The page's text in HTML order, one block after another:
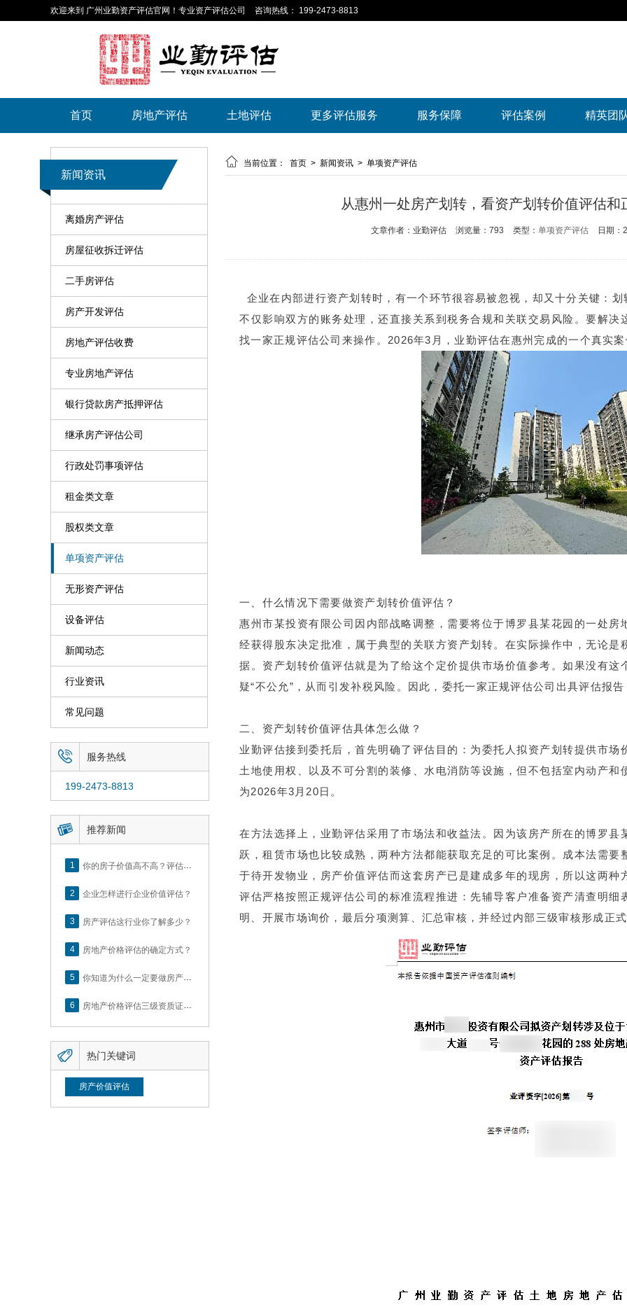
欢迎来到 广州业勤资产评估官网！专业资产评估公司 咨询热线： 199-2473-8813
首页 房地产评估 土地评估 更多评估服务 服务保障 评估案例 精英团
新闻资讯
离婚房产评估
房屋征收拆迁评估
二手房评估
房产开发评估
房地产评估收费
专业房地产评估
银行贷款房产抵押评估
继承房产评估公司
行政处罚事项评估
租金类文章
股权类文章
单项资产评估
无形资产评估
设备评估
新闻动态
行业资讯
常见问题
 服务热线
199-2473-8813
 推荐新闻
1 你的房子价值高不高？评估这5个方面就知道了
2 企业怎样进行企业价值评估？
3 房产评估这行业你了解多少？
4 房地产价格评估的确定方式？
5 你知道为什么一定要做房产评估吗？随业勤小编来看看
6 房地产价格评估三级资质证书申办？你了解么？
 热门关键词
房产价值评估
 当前位置： 首页 > 新闻资讯 > 单项资产评估
从惠州一处房产划转，看资产划转价值评估和
文章作者：业勤评估 浏览量：793 类型： 单项资产评估 日期：
企业在内部进行资产划转时，有一个环节很容易被忽视，却又十分关键：
不仅影响双方的账务处理，还直接关系到税务合规和关联交易风险。要解决
找一家正规评估公司来操作。2026年3月，业勤评估在惠州完成的一个真实案
一、什么情况下需要做资产划转价值评估？
惠州市某投资有限公司因内部战略调整，需要将位于博罗县某花园的一处
经获得股东决定批准，属于典型的关联方资产划转。在实际操作中，无论
据。资产划转价值评估就是为了给这个定价提供市场价值参考。如果没有
疑“不公允”，从而引发补税风险。因此，委托一家正规评估公司出具评估报
二、资产划转价值评估具体怎么做？
业勤评估接到委托后，首先明确了评估目的：为委托人拟资产划转提供市
土地使用权、以及不可分割的装修、水电消防等设施，但不包括室内动产
为2026年3月20日。
在方法选择上，业勤评估采用了市场法和收益法。因为该房产所在的博罗
跃，租赁市场也比较成熟，两种方法都能获取充足的可比案例。成本法需
于待开发物业， 房产价值评估而这套房产已是建成多年的现房，所以这两
评估严格按照正规评估公司的标准流程推进：先辅导客户准备资产清查明
明、开展市场询价，最后分项测算、汇总审核，并经过内部三级审核形成正式